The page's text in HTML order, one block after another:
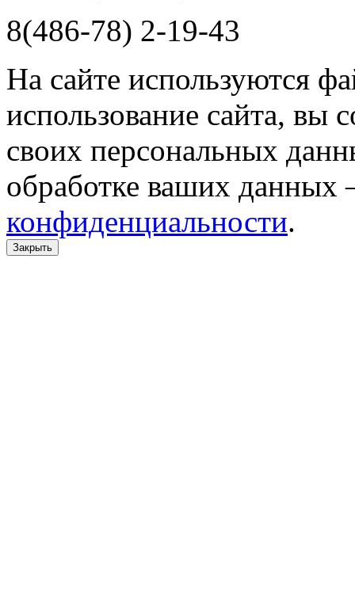
8(486-78) 2-19-43
На сайте используются
использование сайта, вы
своих персональных
обработке ваших данных
конфиденциальности.
Закрыть